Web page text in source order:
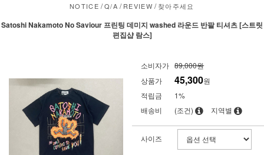
NOTICE /Q/A /REVIEW /찾아주세요
Satoshi Nakamoto No Saviour 프린팅 데미지 washed 라운드 반팔 티셔츠 [스트릿
편집샵 람스]
소비자가 89,000원
상품가
45,300원
적립금
1%
배송비
(조건) 지역별
사이즈